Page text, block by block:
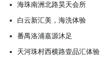
海珠南洲北路昊天会所
白云新汇美，海洗体验
番禺洛浦嘉源沐足
天河珠村西横路壹品汇体验